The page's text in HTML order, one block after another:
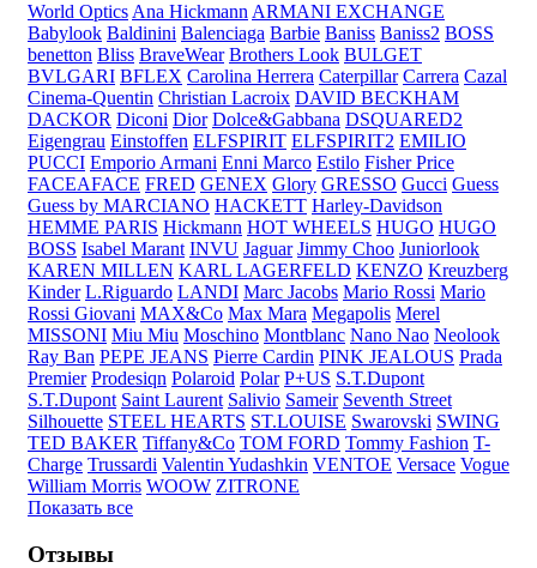
World Optics Ana Hickmann ARMANI EXCHANGE
Babylook Baldinini Balenciaga Barbie Baniss Baniss2 BOSS
benetton Bliss BraveWear Brothers Look BULGET
BVLGARI BFLEX Carolina Herrera Caterpillar Carrera Cazal
Cinema-Quentin Christian Lacroix DAVID BECKHAM
DACKOR Diconi Dior Dolce&Gabbana DSQUARED2
Eigengrau Einstoffen ELFSPIRIT ELFSPIRIT2 EMILIO
PUCCI Emporio Armani Enni Marco Estilo Fisher Price
FACEAFACE FRED GENEX Glory GRESSO Gucci Guess
Guess by MARCIANO HACKETT Harley-Davidson
HEMME PARIS Hickmann HOT WHEELS HUGO HUGO
BOSS Isabel Marant INVU Jaguar Jimmy Choo Juniorlook
KAREN MILLEN KARL LAGERFELD KENZO Kreuzberg
Kinder L.Riguardo LANDI Marc Jacobs Mario Rossi Mario
Rossi Giovani MAX&Co Max Mara Megapolis Merel
MISSONI Miu Miu Moschino Montblanc Nano Nao Neolook
Ray Ban PEPE JEANS Pierre Cardin PINK JEALOUS Prada
Premier Prodesiqn Polaroid Polar P+US S.T.Dupont
S.T.Dupont Saint Laurent Salivio Sameir Seventh Street
Silhouette STEEL HEARTS ST.LOUISE Swarovski SWING
TED BAKER Tiffany&Co TOM FORD Tommy Fashion T-
Charge Trussardi Valentin Yudashkin VENTOE Versace Vogue
William Morris WOOW ZITRONE
Показать все
Отзывы